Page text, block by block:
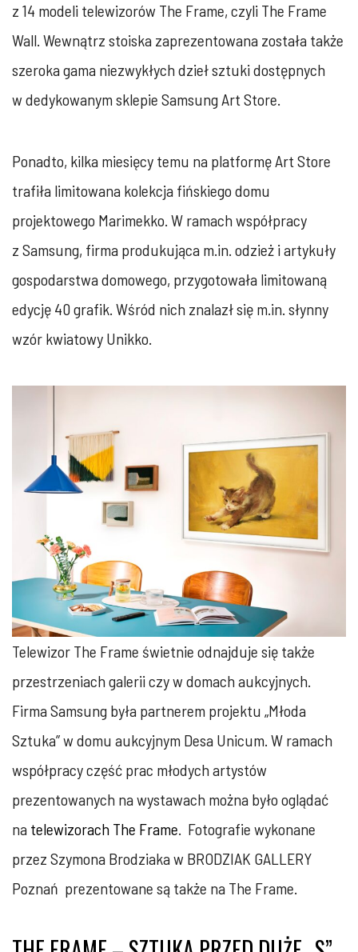
z 14 modeli telewizorów The Frame, czyli The Frame
Wall. Wewnątrz stoiska zaprezentowana została także
szeroka gama niezwykłych dzieł sztuki dostępnych
w dedykowanym sklepie Samsung Art Store.
Ponadto, kilka miesięcy temu na platformę Art Store
trafiła limitowana kolekcja fińskiego domu
projektowego Marimekko. W ramach współpracy
z Samsung, firma produkująca m.in. odzież i artykuły
gospodarstwa domowego, przygotowała limitowaną
edycję 40 grafik. Wśród nich znalazł się m.in. słynny
wzór kwiatowy Unikko.
Telewizor The Frame świetnie odnajduje się także
przestrzeniach galerii czy w domach aukcyjnych.
Firma Samsung była partnerem projektu „Młoda
Sztuka” w domu aukcyjnym Desa Unicum. W ramach
współpracy część prac młodych artystów
prezentowanych na wystawach można było oglądać
na telewizorach The Frame. Fotografie wykonane
przez Szymona Brodziaka w BRODZIAK GALLERY
Poznań prezentowane są także na The Frame.